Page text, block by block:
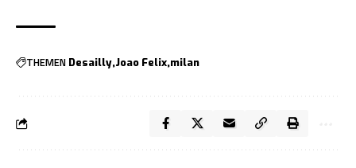
THEMEN Desailly Joao Felix milan